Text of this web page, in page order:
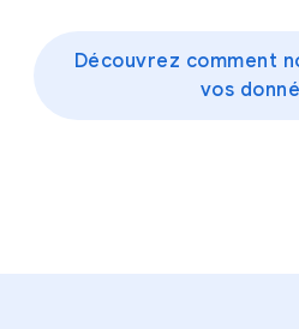
Découvrez comment
vos